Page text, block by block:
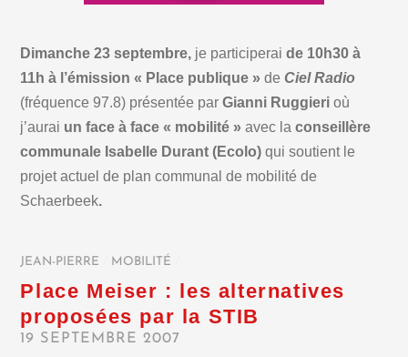
Dimanche 23 septembre, je participeraide 10h30 à
11h à l’émission « Place publique »de Ciel Radio
(fréquence 97.8) présentée parGianni Ruggieri où
j’aurai un face à face « mobilité » avec laconseillère
communale Isabelle Durant (Ecolo) qui soutient le
projet actuel de plan communal de mobilité de
Schaerbeek.
JEAN-PIERRE MOBILITÉ
Place Meiser : les alternatives
proposées par la STIB
19 SEPTEMBRE 2007